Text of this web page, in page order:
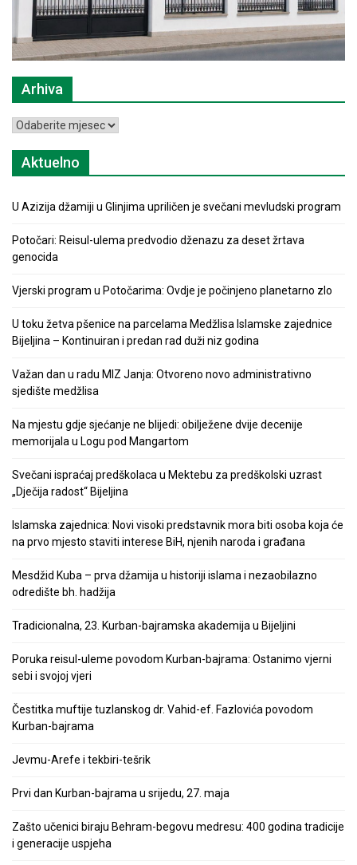
Arhiva
Arhiva
Aktuelno
U Azizija džamiji u Glinjima upriličen je svečani mevludski program
Potočari: Reisul-ulema predvodio dženazu za deset žrtava
genocida
Vjerski program u Potočarima: Ovdje je počinjeno planetarno zlo
U toku žetva pšenice na parcelama Medžlisa Islamske zajednice
Bijeljina – Kontinuiran i predan rad duži niz godina
Važan dan u radu MIZ Janja: Otvoreno novo administrativno
sjedište medžlisa
Na mjestu gdje sjećanje ne blijedi: obilježene dvije decenije
memorijala u Logu pod Mangartom
Svečani ispraćaj predškolaca u Mektebu za predškolski uzrast
„Dječija radost“ Bijeljina
Islamska zajednica: Novi visoki predstavnik mora biti osoba koja će
na prvo mjesto staviti interese BiH, njenih naroda i građana
Mesdžid Kuba – prva džamija u historiji islama i nezaobilazno
odredište bh. hadžija
Tradicionalna, 23. Kurban-bajramska akademija u Bijeljini
Poruka reisul-uleme povodom Kurban-bajrama: Ostanimo vjerni
sebi i svojoj vjeri
Čestitka muftije tuzlanskog dr. Vahid-ef. Fazlovića povodom
Kurban-bajrama
Jevmu-Arefe i tekbiri-tešrik
Prvi dan Kurban-bajrama u srijedu, 27. maja
Zašto učenici biraju Behram-begovu medresu: 400 godina tradicije
i generacije uspjeha